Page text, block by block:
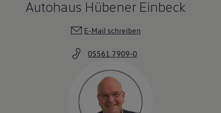
Autohaus Hübener Einbeck
E-Mail schreiben
05561 7909-0